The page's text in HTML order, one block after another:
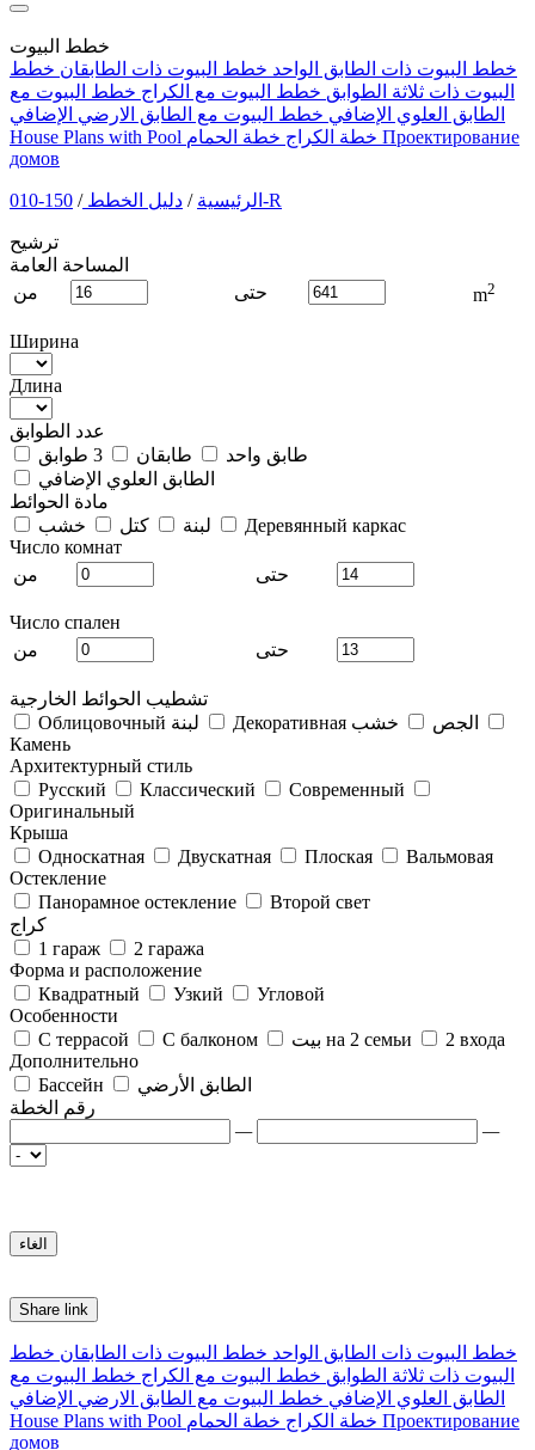
خطط البيوت
خطط البيوت ذات الطابق الواحد خطط البيوت ذات الطابقان خطط
البيوت ذات ثلاثة الطوابق خطط البيوت مع الكراج خطط البيوت مع
الطابق العلوي الإضافي خطط البيوت مع الطابق الارضي الإضافي
House Plans with Pool
خطة الكراج خطة الحمام
Проектирование
домов
الرئيسية / دليل الخطط / 150-010-R
ترشيح
المساحة العامة
من
حتى m2
Ширина
Длина
عدد الطوابق
طابق واحد
طابقان
الطابق العلوي الإضافي
مادة الحوائط
لبنة
كتل خشب
Деревянный каркас
Число комнат
من
حتى
Число спален
من
حتى
تشطيب الحوائط الخارجية
Облицовочный لبنة
Декоративная الجص
خشب
Камень
Архитектурный стиль
Русский
Классический
Современный
Оригинальный
Крыша
Односкатная
Двускатная Плоская
Вальмовая
Остекление
Панорамное остекление
Второй свет
كراج
1 гараж
2 гаража
Форма и расположение
Квадратный
Узкий
Угловой
Особенности
С террасой
С балконом بيت на 2 семьи
2 входа
Дополнительно
Бассейн
الطابق الأرضي
رقم الخطة
—
—
Share link
خطط البيوت ذات الطابق الواحد خطط البيوت ذات الطابقان خطط
البيوت ذات ثلاثة الطوابق خطط البيوت مع الكراج خطط البيوت مع
الطابق العلوي الإضافي خطط البيوت مع الطابق الارضي الإضافي
House Plans with Pool
خطة الكراج خطة الحمام
Проектирование
домов